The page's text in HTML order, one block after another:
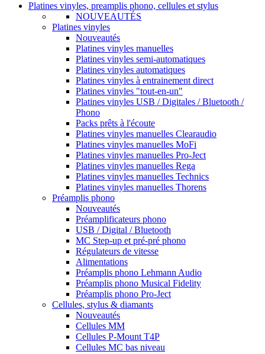
Platines vinyles, preamplis phono, cellules et stylus
NOUVEAUTÉS
Platines vinyles
Nouveautés
Platines vinyles manuelles
Platines vinyles semi-automatiques
Platines vinyles automatiques
Platines vinyles à entrainement direct
Platines vinyles "tout-en-un"
Platines vinyles USB / Digitales / Bluetooth /
Phono
Packs prêts à l'écoute
Platines vinyles manuelles Clearaudio
Platines vinyles manuelles MoFi
Platines vinyles manuelles Pro-Ject
Platines vinyles manuelles Rega
Platines vinyles manuelles Technics
Platines vinyles manuelles Thorens
Préamplis phono
Nouveautés
Préamplificateurs phono
USB / Digital / Bluetooth
MC Step-up et pré-pré phono
Régulateurs de vitesse
Alimentations
Préamplis phono Lehmann Audio
Préamplis phono Musical Fidelity
Préamplis phono Pro-Ject
Cellules, stylus & diamants
Nouveautés
Cellules MM
Cellules P-Mount T4P
Cellules MC bas niveau